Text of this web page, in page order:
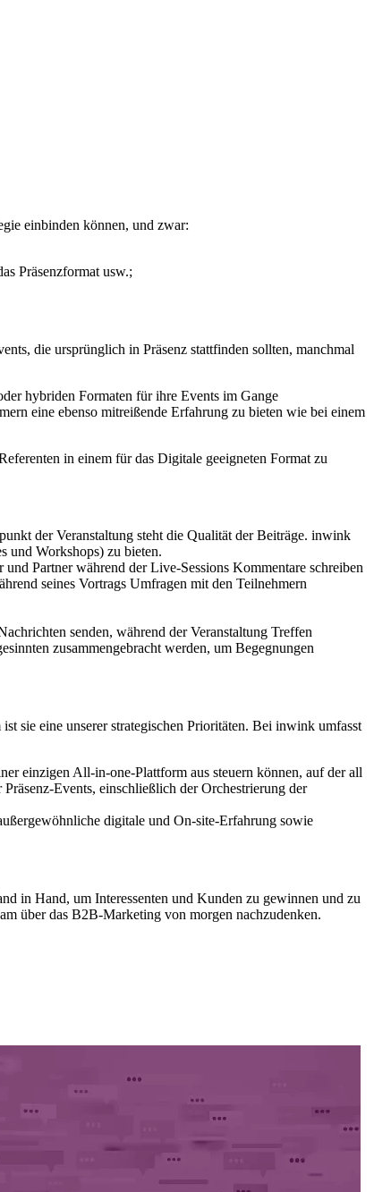
einbinden können, und zwar:
Präsenzformat usw.;
die ursprünglich in Präsenz stattfinden sollten, manchmal
hybriden Formaten für ihre Events im Gange
eine ebenso mitreißende Erfahrung zu bieten wie bei einem
in einem für das Digitale geeigneten Format zu
der Veranstaltung steht die Qualität der Beiträge. inwink
und Workshops) zu bieten.
Partner während der Live-Sessions Kommentare schreiben
seines Vortrags Umfragen mit den Teilnehmern
senden, während der Veranstaltung Treffen
zusammengebracht werden, um Begegnungen
sie eine unserer strategischen Prioritäten. Bei inwink umfasst
einzigen All-in-one-Plattform aus steuern können, auf der all
Events, einschließlich der Orchestrierung der
digitale und On-site-Erfahrung sowie
in Hand, um Interessenten und Kunden zu gewinnen und zu
über das B2B-Marketing von morgen nachzudenken.